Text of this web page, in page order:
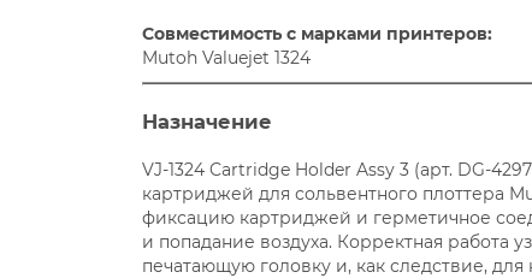
Совместимость с марками принтеров:
Mutoh Valuejet 1324
Назначение
VJ-1324 Cartridge Holder Assy 3 (арт. DG-
картриджей для сольвентного плоттера
фиксацию картриджей и герметичное
и попадание воздуха. Корректная работа
печатающую головку и, как следствие, для